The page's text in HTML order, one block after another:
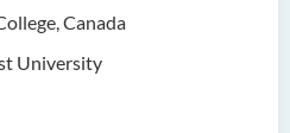
Canada
University